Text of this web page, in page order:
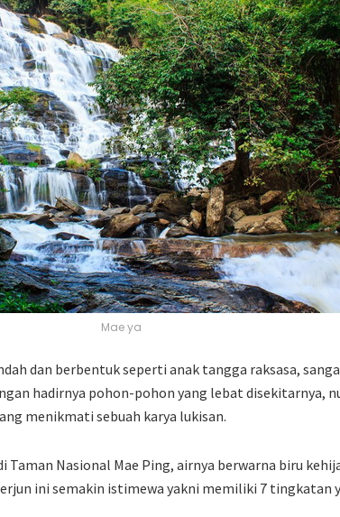
Mae ya
dan berbentuk seperti anak tangga raksasa,
hadirnya pohon-pohon yang lebat disekitarnya,
menikmati sebuah karya lukisan.
Nasional Mae Ping, airnya berwarna biru
ini semakin istimewa yakni memiliki 7 tingkatan